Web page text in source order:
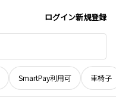
ログイン新規登録
SmartPay利用可 車椅子